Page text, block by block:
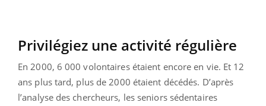
Privilégiez une activité régulière
En 2000, 6 000 volontaires étaient encore en vie. Et 12
ans plus tard, plus de 2000 étaient décédés. D’après
l’analyse des chercheurs, les seniors sédentaires